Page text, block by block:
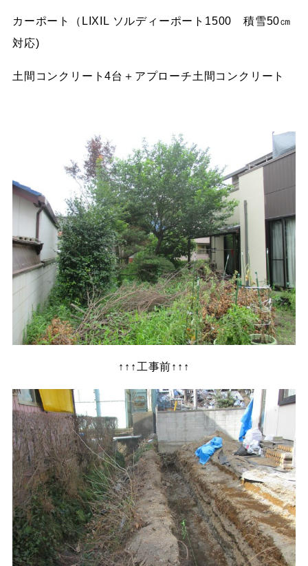
カーポート（LIXIL ソルディーポート1500 積雪50㎝
対応)
土間コンクリート4台＋アプローチ土間コンクリート
↑↑↑工事前↑↑↑